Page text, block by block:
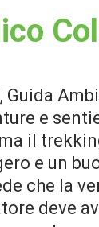
e
il
e un
che la
deve